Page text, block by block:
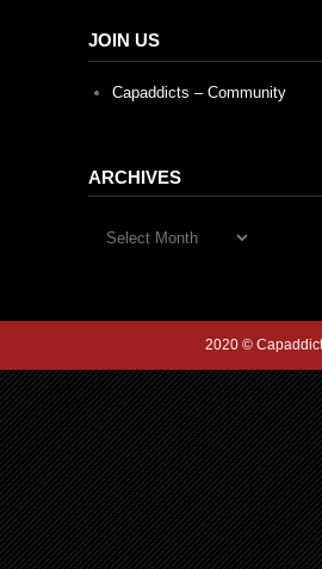
JOIN US
Capaddicts – Community
ARCHIVES
2020 ©